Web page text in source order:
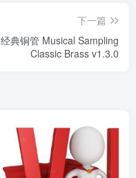
下一篇
经典铜管 Musical Sampling
Classic Brass v1.3.0